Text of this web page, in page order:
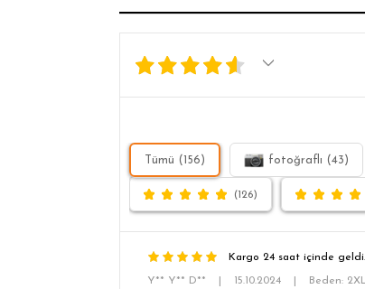
Tümü (156) fotoğraflı (43)
(126)
Kargo 24 saat içinde
Y** Y** D** 15.10.2024 Beden: